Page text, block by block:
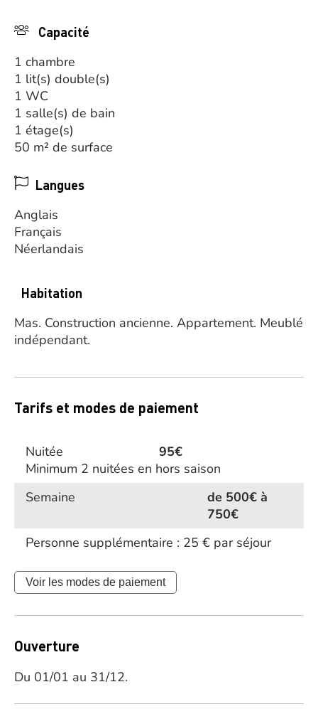
Capacité
1 chambre
1 lit(s) double(s)
1 WC
1 salle(s) de bain
1 étage(s)
50 m² de surface
Langues
Anglais
Français
Néerlandais
Habitation
Mas. Construction ancienne. Appartement. Meublé
indépendant.
Tarifs et modes de paiement
Nuitée
95€
Minimum 2 nuitées en hors saison
Semaine
de 500€ à
750€
Personne supplémentaire : 25 € par séjour
Voir les modes de paiement
Ouverture
Du 01/01 au 31/12.